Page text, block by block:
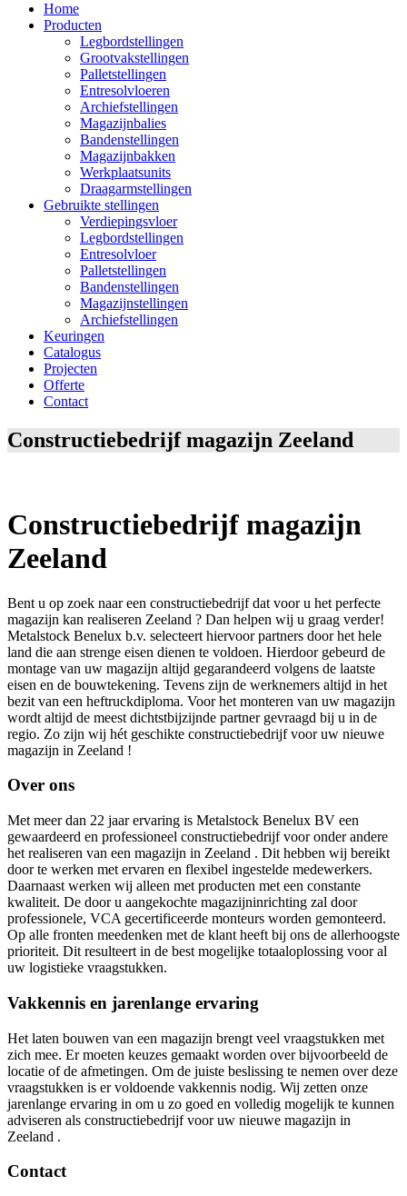
Home
Producten
Legbordstellingen
Grootvakstellingen
Palletstellingen
Entresolvloeren
Archiefstellingen
Magazijnbalies
Bandenstellingen
Magazijnbakken
Werkplaatsunits
Draagarmstellingen
Gebruikte stellingen
Verdiepingsvloer
Legbordstellingen
Entresolvloer
Palletstellingen
Bandenstellingen
Magazijnstellingen
Archiefstellingen
Keuringen
Catalogus
Projecten
Offerte
Contact
Constructiebedrijf magazijn Zeeland
Constructiebedrijf magazijn
Zeeland
Bent u op zoek naar een constructiebedrijf dat voor u het perfecte
magazijn kan realiseren Zeeland ? Dan helpen wij u graag verder!
Metalstock Benelux b.v. selecteert hiervoor partners door het hele
land die aan strenge eisen dienen te voldoen. Hierdoor gebeurd de
montage van uw magazijn altijd gegarandeerd volgens de laatste
eisen en de bouwtekening. Tevens zijn de werknemers altijd in het
bezit van een heftruckdiploma. Voor het monteren van uw magazijn
wordt altijd de meest dichtstbijzijnde partner gevraagd bij u in de
regio. Zo zijn wij hét geschikte constructiebedrijf voor uw nieuwe
magazijn in Zeeland !
Over ons
Met meer dan 22 jaar ervaring is Metalstock Benelux BV een
gewaardeerd en professioneel constructiebedrijf voor onder andere
het realiseren van een magazijn in Zeeland . Dit hebben wij bereikt
door te werken met ervaren en flexibel ingestelde medewerkers.
Daarnaast werken wij alleen met producten met een constante
kwaliteit. De door u aangekochte magazijninrichting zal door
professionele, VCA gecertificeerde monteurs worden gemonteerd.
Op alle fronten meedenken met de klant heeft bij ons de allerhoogste
prioriteit. Dit resulteert in de best mogelijke totaaloplossing voor al
uw logistieke vraagstukken.
Vakkennis en jarenlange ervaring
Het laten bouwen van een magazijn brengt veel vraagstukken met
zich mee. Er moeten keuzes gemaakt worden over bijvoorbeeld de
locatie of de afmetingen. Om de juiste beslissing te nemen over deze
vraagstukken is er voldoende vakkennis nodig. Wij zetten onze
jarenlange ervaring in om u zo goed en volledig mogelijk te kunnen
adviseren als constructiebedrijf voor uw nieuwe magazijn in
Zeeland .
Contact